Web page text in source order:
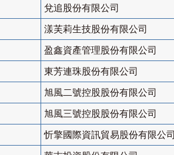
兌追股份有限公司
漾芙莉生技股份有限公司
盈鑫資產管理股份有限公司
東芳連珠股份有限公司
旭風二號控股股份有限公司
旭風三號控股股份有限公司
忻擎國際資訊貿易股份有限公司